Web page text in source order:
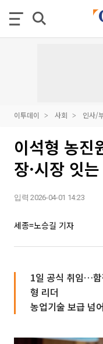
이투데이 사회 인사/
이석형 농진
장·시장 잇
입력 2026-04-01 14:23
세종=노승길 기자
1일 공식 취임…함
형 리더
농업기술 보급 넘